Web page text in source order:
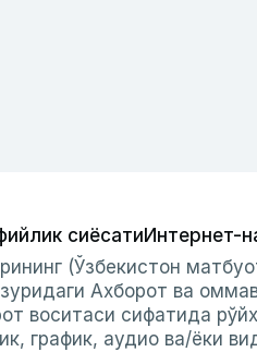
сиёсатиИнтернет-
(Ўзбекистон
Ахборот ва
воситаси сифатида
график, аудио ва/ёки